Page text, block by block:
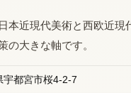
本近現代美術と西欧近現
の大きな軸です。
都宮市桜4-2-7